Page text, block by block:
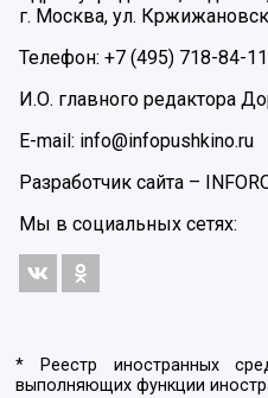
г. Москва, ул.
Телефон: +7 (495) 718-84-11
И.О. главного редактора
E-mail: info@infopushkino.ru
Разработчик сайта –
Мы в социальных сетях:
* Реестр иностранных
выполняющих функции